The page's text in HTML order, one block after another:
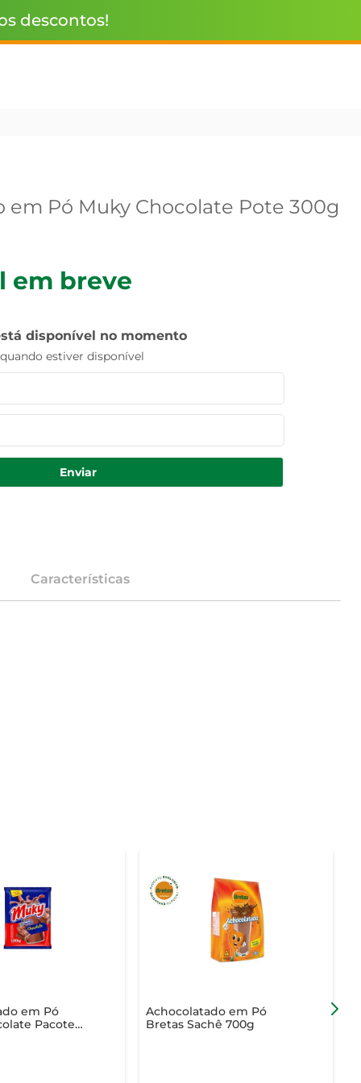
descontos!
em Pó Muky Chocolate Pote 300g
em breve
disponível no momento
estiver disponível
Enviar
Características
em Pó
Pacote
Achocolatado em Pó
Bretas Sachê 700g